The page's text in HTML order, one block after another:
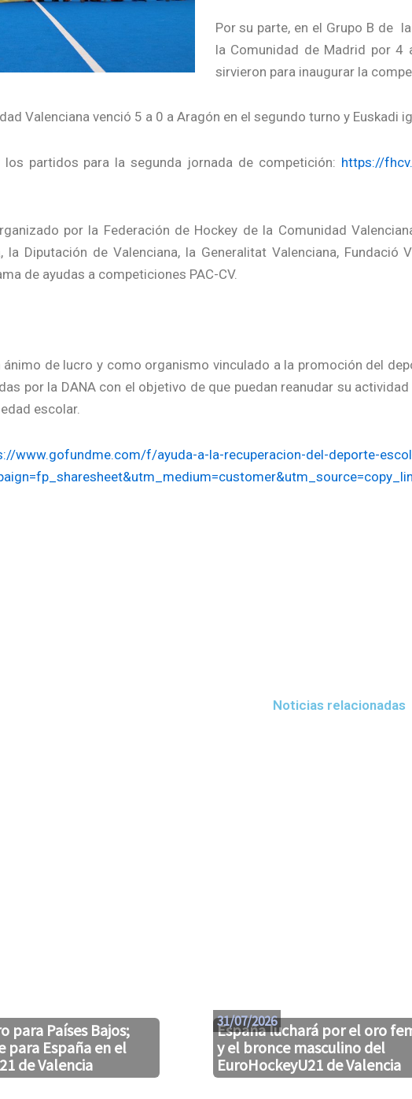
Por su parte, en el Grupo B de
la Comunidad de Madrid por
sirvieron para inaugurar la
Valenciana venció 5 a 0 a Aragón en el segundo turno y Euskadi
partidos para la segunda jornada de competición: https://
por la Federación de Hockey de la Comunidad
la Diputación de Valenciana, la Generalitat Valenciana,
de ayudas a competiciones PAC-CV.
de lucro y como organismo vinculado a la promoción del
por la DANA con el objetivo de que puedan reanudar su
escolar.
www.gofundme.com/f/ayuda-a-la-recuperacion-del-deporte-
Noticias relacionadas
para Países Bajos;
para España en el
de Valencia
España luchará por el oro
y el bronce masculino del
EuroHockeyU21 de Valencia
31/07/2026